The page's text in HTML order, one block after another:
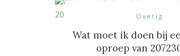
Overig
Wat moet ik doen bij
oproep van